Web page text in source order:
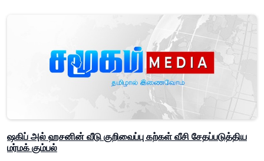
ஷகிப் அல் ஹசனின் வீடு குறிவைப்பு கற்கள் வீசி சேதப்படுத்திய
மர்மக் கும்பல்